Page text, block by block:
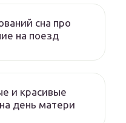
сна про
на поезд
и красивые
день матери